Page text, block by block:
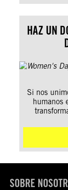
HAZ UN
Si nos
humanos
SOBRE